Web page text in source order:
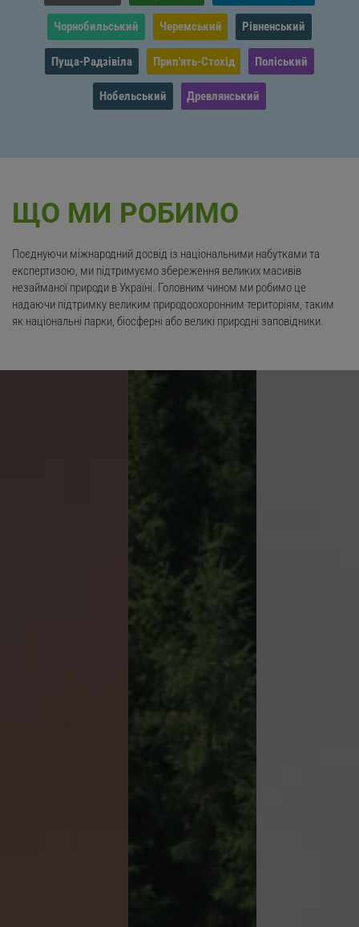
Чорнобильський Черемський Рівненський
Пуща-Радзівіла Прип'ять-Стохід Поліський
Нобельський Древлянський
ЩО МИ РОБИМО
Поєднуючи міжнародний досвід із національними набутками та
експертизою, ми підтримуємо збереження великих масивів
незайманої природи в Україні. Головним чином ми робимо це
надаючи підтримку великим природоохоронним територіям, таким
як національні парки, біосферні або великі природні заповідники.